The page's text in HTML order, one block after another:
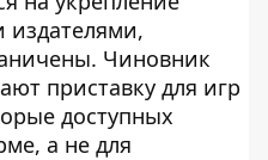
Чиновник
приставку для игр
доступных
а не для